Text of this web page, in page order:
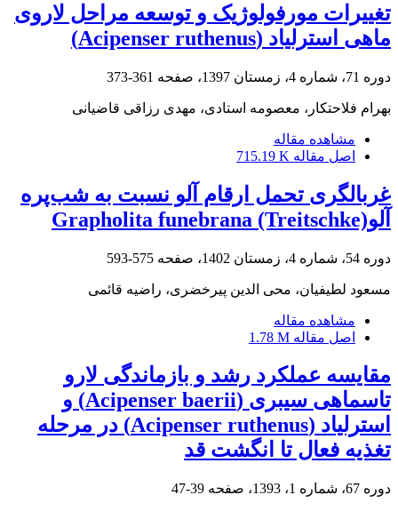
تغییرات مورفولوژیک و توسعه مراحل لاروی
ماهی استرلیاد (Acipenser ruthenus)
دوره 71، شماره 4، زمستان 1397، صفحه 361-373
بهرام فلاحتکار، معصومه استادی، مهدی رزاقی قاضیانی
مشاهده مقاله
اصل مقاله 715.19 K
غربالگری تحمل ارقام آلو نسبت به شب‌پره
آلوGrapholita funebrana (Treitschke)
دوره 54، شماره 4، زمستان 1402، صفحه 575-593
مسعود لطیفیان، محی الدین پیرخضری، راضیه قائمی
مشاهده مقاله
اصل مقاله 1.78 M
مقایسه عملکرد رشد و بازماندگی لارو
تاسماهی سیبری (Acipenser baerii) و
استرلیاد (Acipenser ruthenus) در مرحله
تغذیه فعال تا انگشت قد
دوره 67، شماره 1، 1393، صفحه 39-47